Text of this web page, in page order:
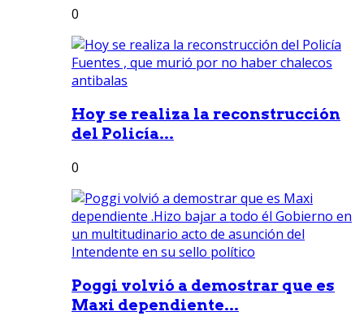
0
Hoy se realiza la reconstrucción
del Policía...
0
Poggi volvió a demostrar que es
Maxi dependiente...